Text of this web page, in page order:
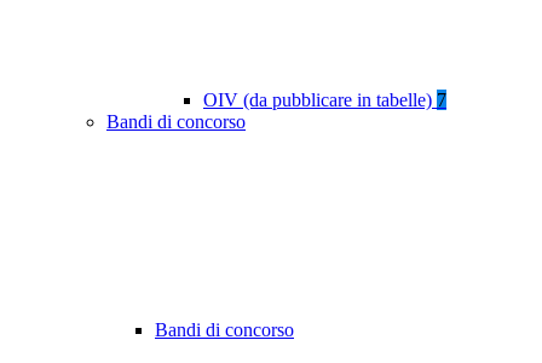
OIV (da pubblicare in tabelle) 7
Bandi di concorso
Bandi di concorso